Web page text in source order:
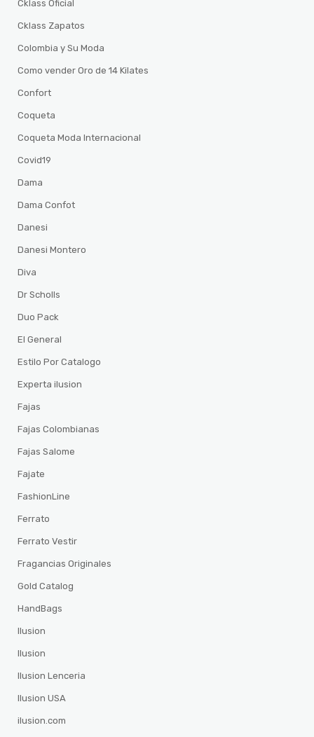
Cklass Oficial
Cklass Zapatos
Colombia y Su Moda
Como vender Oro de 14 Kilates
Confort
Coqueta
Coqueta Moda Internacional
Covid19
Dama
Dama Confot
Danesi
Danesi Montero
Diva
Dr Scholls
Duo Pack
El General
Estilo Por Catalogo
Experta ilusion
Fajas
Fajas Colombianas
Fajas Salome
Fajate
FashionLine
Ferrato
Ferrato Vestir
Fragancias Originales
Gold Catalog
HandBags
Ilusion
Ilusion
Ilusion Lenceria
Ilusion USA
ilusion.com